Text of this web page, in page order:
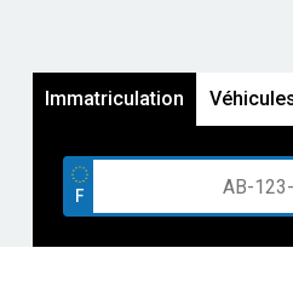
Immatriculation